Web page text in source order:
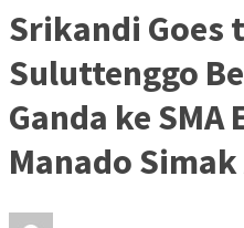
Srikandi Goes
Suluttenggo
Ganda ke SMA
Manado Simak